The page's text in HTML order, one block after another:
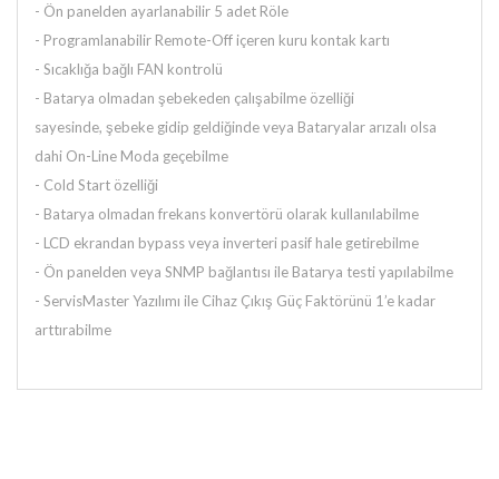
- Ön panelden ayarlanabilir 5 adet Röle
- Programlanabilir Remote-Off içeren kuru kontak kartı
- Sıcaklığa bağlı FAN kontrolü
- Batarya olmadan şebekeden çalışabilme özelliği
sayesinde, şebeke gidip geldiğinde veya Bataryalar arızalı olsa
dahi On-Line Moda geçebilme
- Cold Start özelliği
- Batarya olmadan frekans konvertörü olarak kullanılabilme
- LCD ekrandan bypass veya inverteri pasif hale getirebilme
- Ön panelden veya SNMP bağlantısı ile Batarya testi yapılabilme
- ServisMaster Yazılımı ile Cihaz Çıkış Güç Faktörünü 1’e kadar
arttırabilme